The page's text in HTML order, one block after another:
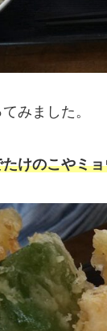
みました。
けのこやミ